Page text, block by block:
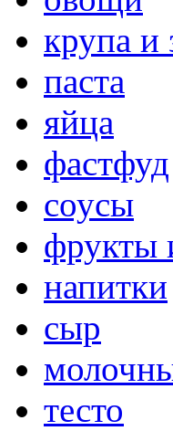
крупа и
паста
яйца
фастфуд
соусы
фрукты
напитки
сыр
тесто